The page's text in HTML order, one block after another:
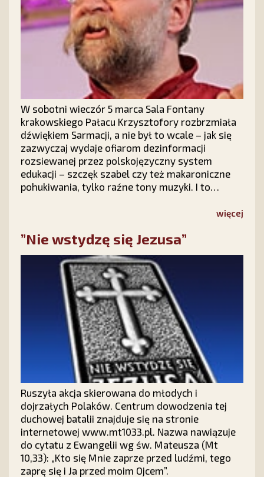
W sobotni wieczór 5 marca Sala Fontany
krakowskiego Pałacu Krzysztofory rozbrzmiała
dźwiękiem Sarmacji, a nie był to wcale – jak się
zazwyczaj wydaje ofiarom dezinformacji
rozsiewanej przez polskojęzyczny system
edukacji – szczęk szabel czy też makaroniczne
pohukiwania, tylko raźne tony muzyki. I to
niebanalnym, podanym głosem jak dzwon. Tak
bard Sarmacji – piewca potęgi i chwały wielkiej
Rzeczypospolitej.
więcej
”Nie wstydzę się Jezusa”
Ruszyła akcja skierowana do młodych i
dojrzałych Polaków. Centrum dowodzenia tej
duchowej batalii znajduje się na stronie
internetowej www.mt1033.pl. Nazwa nawiązuje
do cytatu z Ewangelii wg św. Mateusza (Mt
10,33): „Kto się Mnie zaprze przed ludźmi, tego
zaprę się i Ja przed moim Ojcem”.